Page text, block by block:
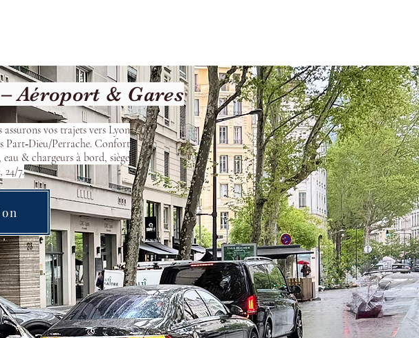
Aéroport & Gares
vos trajets vers Lyon
Part‑Dieu/Perrache. Confort
& chargeurs à bord, siège
24/7.